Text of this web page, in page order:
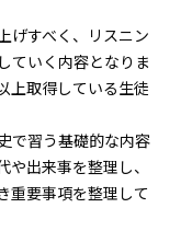
げすべく、リスニン
ていく内容となりま
上取得している生徒
で習う基礎的な内容
出来事を整理し、
重要事項を整理して